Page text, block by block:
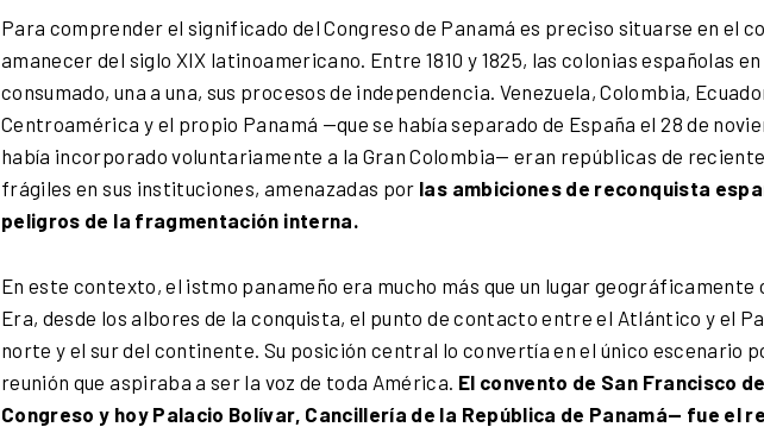
Para comprender el significado del Congreso de Panamá es preciso situarse en el
amanecer del siglo XIX latinoamericano. Entre 1810 y 1825, las colonias españolas
consumado, una a una, sus procesos de independencia. Venezuela, Colombia,
Centroamérica y el propio Panamá —que se había separado de España el 28 de
había incorporado voluntariamente a la Gran Colombia— eran repúblicas de
frágiles en sus instituciones, amenazadas por las ambiciones de reconquista
peligros de la fragmentación interna.
En este contexto, el istmo panameño era mucho más que un lugar geográficamente
Era, desde los albores de la conquista, el punto de contacto entre el Atlántico y el
norte y el sur del continente. Su posición central lo convertía en el único escenario
reunión que aspiraba a ser la voz de toda América. El convento de San Francisco
Congreso y hoy Palacio Bolívar, Cancillería de la República de Panamá— fue el